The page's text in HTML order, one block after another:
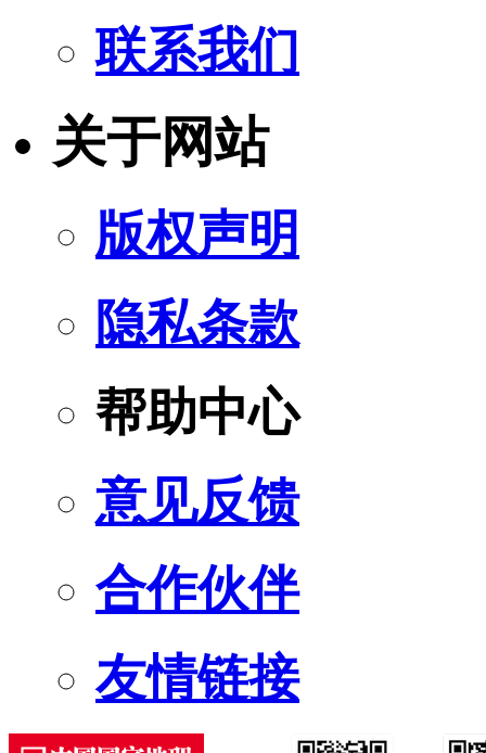
联系我们
关于网站
版权声明
隐私条款
帮助中心
意见反馈
合作伙伴
友情链接